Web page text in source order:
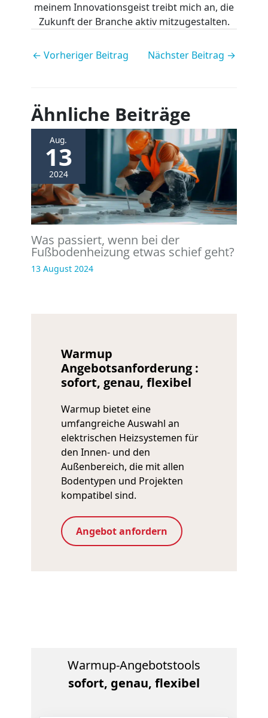
meinem Innovationsgeist treibt mich an, die
Zukunft der Branche aktiv mitzugestalten.
← Vorheriger Beitrag Nächster Beitrag →
Ähnliche Beiträge
Aug.
13
2024
Was passiert, wenn bei der
Fußbodenheizung etwas schief geht?
13 August 2024
Warmup
Angebotsanforderung :
sofort, genau, flexibel
Warmup bietet eine
umfangreiche Auswahl an
elektrischen Heizsystemen für
den Innen- und den
Außenbereich, die mit allen
Bodentypen und Projekten
kompatibel sind.
Angebot anfordern
Warmup-Angebotstools
sofort, genau, flexibel